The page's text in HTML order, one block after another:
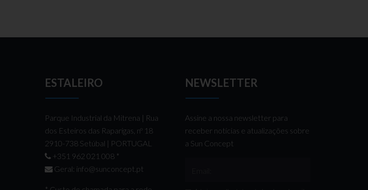
ESTALEIRO
Parque Industrial da Mitrena | Rua
dos Esteiros das Raparigas, nº 18
2910-738 Setúbal | PORTUGAL
+351 962 021 008 *
Geral: info@sunconcept.pt
NEWSLETTER
Assine a nossa newsletter para
receber notícias e atualizações sobre
a Sun Concept